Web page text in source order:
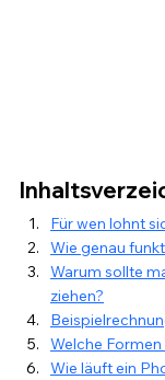
Für wen lohnt
Wie genau
Warum sollte
ziehen?
Welche
Wie läuft ein